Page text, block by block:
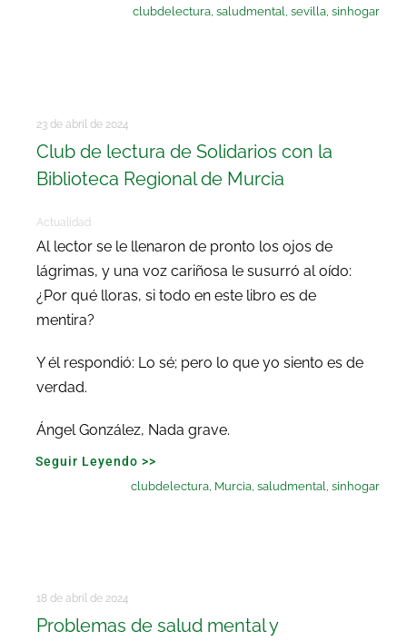
clubdelectura ,saludmental ,sevilla ,sinhogar
23 de abril de 2024
Club de lectura de Solidarios con la
Biblioteca Regional de Murcia
Actualidad
Al lector se le llenaron de pronto los ojos de
lágrimas, y una voz cariñosa le susurró al oído:
¿Por qué lloras, si todo en este libro es de
mentira?
Y él respondió: Lo sé; pero lo que yo siento es de
verdad.
Ángel González, Nada grave.
Seguir Leyendo >>
clubdelectura Murcia ,saludmental ,sinhogar
18 de abril de 2024
Problemas de salud mental y